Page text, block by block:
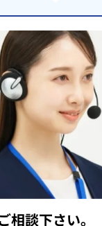
相談下さい。